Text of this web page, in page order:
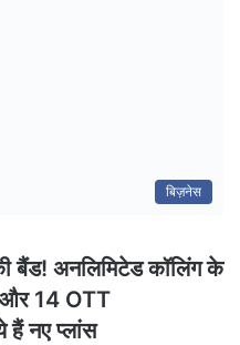
बिज़नेस
अनलिमिटेड कॉलिंग के
और 14 OTT
नए प्लांस